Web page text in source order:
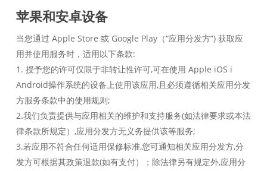
苹果和安卓设备
当您通过 Apple Store 或 Google Play（“应用分发方”) 获取应
用并使用服务时，适用以下条款:
1. 授予您的许可仅限于非转让性许可,可在使用 Apple iOS i
Android操作系统的设备上使用该应用,且必须遵循相关应用分发
方服务条款中的使用规则;
2.我们负责提供与应用相关的维护和支持服务(如法律要求或本法
律条款所规定）,应用分发方无义务提供该等服务;
3.若应用不符合任何适用保修标准,您可通知相关应用分发方,分
发方可根据其政策退款(如有支付）；除法律另有规定外,应用分